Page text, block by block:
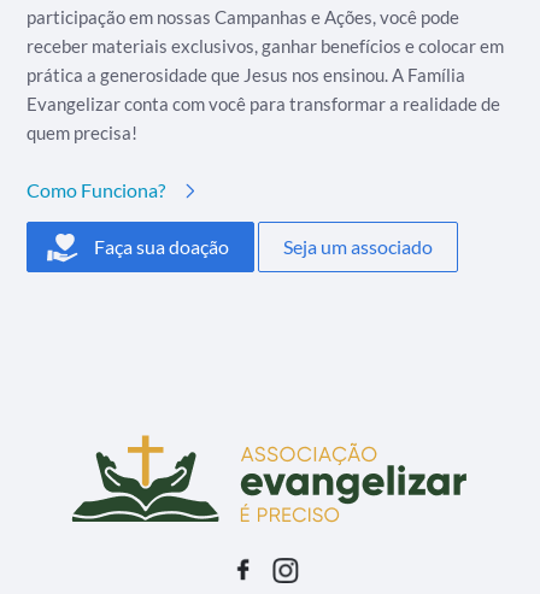
participação em nossas Campanhas e Ações, você pode
receber materiais exclusivos, ganhar benefícios e colocar em
prática a generosidade que Jesus nos ensinou. A Família
Evangelizar conta com você para transformar a realidade de
quem precisa!
Como Funciona?
Faça sua doação Seja um associado